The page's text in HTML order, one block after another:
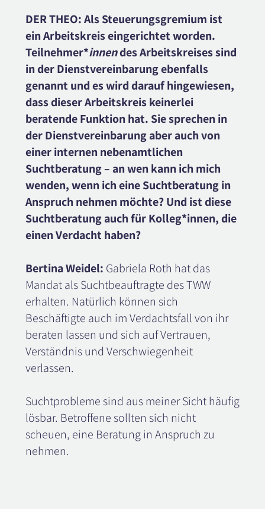
DER THEO: Als Steuerungsgremium ist
ein Arbeitskreis eingerichtet worden.
Teilnehmer*innendes Arbeitskreises sind
in der Dienstvereinbarung ebenfalls
genannt und es wird darauf hingewiesen,
dass dieser Arbeitskreis keinerlei
beratende Funktion hat. Sie sprechen in
der Dienstvereinbarung aber auch von
einer internen nebenamtlichen
Suchtberatung – an wen kann ich mich
wenden, wenn ich eine Suchtberatung in
Anspruch nehmen möchte? Und ist diese
Suchtberatung auch für Kolleg*innen, die
einen Verdacht haben?
Bertina Weidel: Gabriela Roth hat das
Mandat als Suchtbeauftragte des TWW
erhalten. Natürlich können sich
Beschäftigte auch im Verdachtsfall von ihr
beraten lassen und sich auf Vertrauen,
Verständnis und Verschwiegenheit
verlassen.
Suchtprobleme sind aus meiner Sicht häufig
lösbar. Betroffene sollten sich nicht
scheuen, eine Beratung in Anspruch zu
nehmen.